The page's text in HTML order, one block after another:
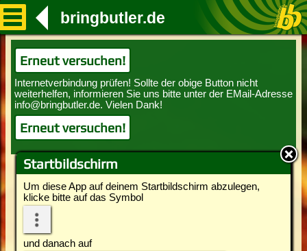
Startbildschirm
Um diese App auf deinem Startbildschirm abzulegen,
klicke bitte auf das Symbol
und danach auf
bringbutler.de
Erneut versuchen!
Erneut versuchen!